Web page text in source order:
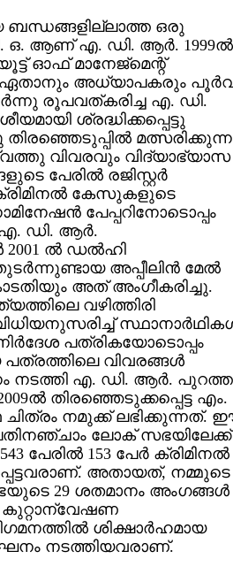
ബന്ധങ്ങളില്ലാത്ത ഒരു
ഒ. ആണ്‌ എ. ഡി. ആര്‍.
ഓഫ്‌ മാനേജ്‌മെന്റ്‌
ഏതാനും അധ്യാപകരും
രൂപവത്‌കരിച്ച എ. ഡി.
ശ്രദ്ധിക്കപ്പെട്ടു
മത്സരിക്കുന്ന
വിവരവും വിദ്യാഭ്യാസ
പേരില്‍ രജിസ്റ്റര്‍
ക്രിമിനല്‍ കേസുകളുടെ
പേപ്പറിനോടൊപ്പം
എ. ഡി. ആര്‍.
2001 ല്‍ ഡല്‍ഹി
അപ്പീലിന്‍ മേല്‍
അത്‌ അംഗീകരിച്ചു.
വഴിത്തിരി
നിര്‍ദേശ പത്രികയോടൊപ്പം
വിവരങ്ങള്‍
നടത്തി എ. ഡി. ആര്‍.
തിരഞ്ഞെടുക്കപ്പെട്ട എം.
ചിത്രം നമുക്ക്‌ ലഭിക്കുന്നത്‌.
ലോക്‌ സഭയിലേക്ക്‌
പേരില്‍ 153 പേര്‍ ക്രിമിനല്‍
അതായത്‌, നമ്മുടെ
29 ശതമാനം അംഗങ്ങള്‍
കുറ്റാന്വേഷണ
ശിക്ഷാര്‍ഹമായ
നടത്തിയവരാണ്‌.